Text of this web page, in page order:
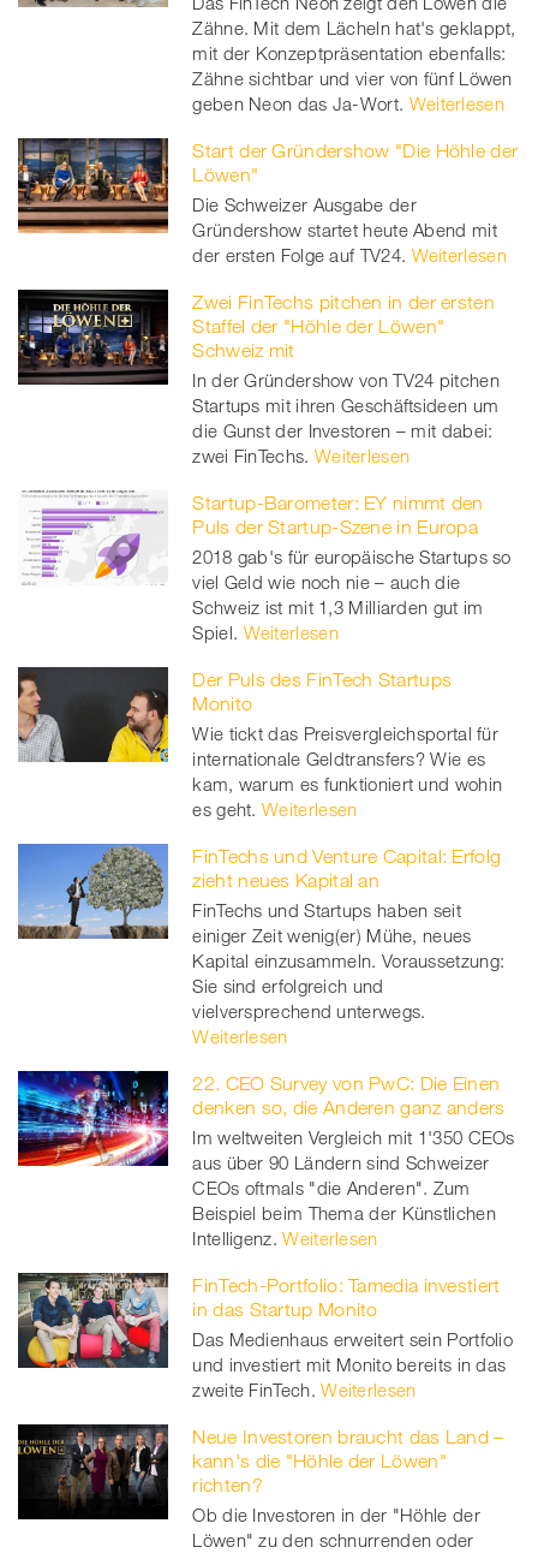
Zähne. Mit dem Lächeln hat's geklappt,
mit der Konzeptpräsentation ebenfalls:
Zähne sichtbar und vier von fünf Löwen
geben Neon das Ja-Wort. Weiterlesen
Start der Gründershow "Die Höhle der
Löwen"
Die Schweizer Ausgabe der
Gründershow startet heute Abend mit
der ersten Folge auf TV24. Weiterlesen
Zwei FinTechs pitchen in der ersten
Staffel der "Höhle der Löwen"
Schweiz mit
In der Gründershow von TV24 pitchen
Startups mit ihren Geschäftsideen um
die Gunst der Investoren – mit dabei:
zwei FinTechs. Weiterlesen
Startup-Barometer: EY nimmt den
Puls der Startup-Szene in Europa
2018 gab's für europäische Startups so
viel Geld wie noch nie – auch die
Schweiz ist mit 1,3 Milliarden gut im
Spiel. Weiterlesen
Der Puls des FinTech Startups
Monito
Wie tickt das Preisvergleichsportal für
internationale Geldtransfers? Wie es
kam, warum es funktioniert und wohin
es geht. Weiterlesen
FinTechs und Venture Capital: Erfolg
zieht neues Kapital an
FinTechs und Startups haben seit
einiger Zeit wenig(er) Mühe, neues
Kapital einzusammeln. Voraussetzung:
Sie sind erfolgreich und
vielversprechend unterwegs.
Weiterlesen
22. CEO Survey von PwC: Die Einen
denken so, die Anderen ganz anders
Im weltweiten Vergleich mit 1'350 CEOs
aus über 90 Ländern sind Schweizer
CEOs oftmals "die Anderen". Zum
Beispiel beim Thema der Künstlichen
Intelligenz. Weiterlesen
FinTech-Portfolio: Tamedia investiert
in das Startup Monito
Das Medienhaus erweitert sein Portfolio
und investiert mit Monito bereits in das
zweite FinTech. Weiterlesen
Neue Investoren braucht das Land –
kann's die "Höhle der Löwen"
richten?
Ob die Investoren in der "Höhle der
Löwen" zu den schnurrenden oder